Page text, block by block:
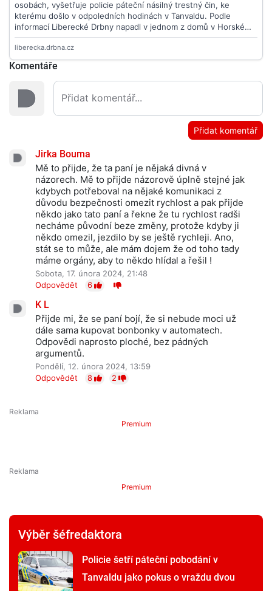
Komentáře
Přidat komentář
Jirka Bouma
Mě to přijde, že ta paní je nějaká divná v
názorech. Mě to přijde názorově úplně stejné jak
kdybych potřeboval na nějaké komunikaci z
důvodu bezpečnosti omezit rychlost a pak přijde
někdo jako tato paní a řekne že tu rychlost radši
necháme původní beze změny, protože kdyby ji
někdo omezil, jezdilo by se ještě rychleji. Ano,
stát se to může, ale mám dojem že od toho tady
máme orgány, aby to někdo hlídal a řešil !
Sobota, 17. února 2024, 21:48
Odpovědět
6
K L
Přijde mi, že se paní bojí, že si nebude moci už
dále sama kupovat bonbonky v automatech.
Odpovědi naprosto ploché, bez pádných
argumentů.
Pondělí, 12. února 2024, 13:59
Odpovědět
8 2
Premium
Premium
Výběr šéfredaktora
Policie šetří páteční pobodání v
Tanvaldu jako pokus o vraždu dvou